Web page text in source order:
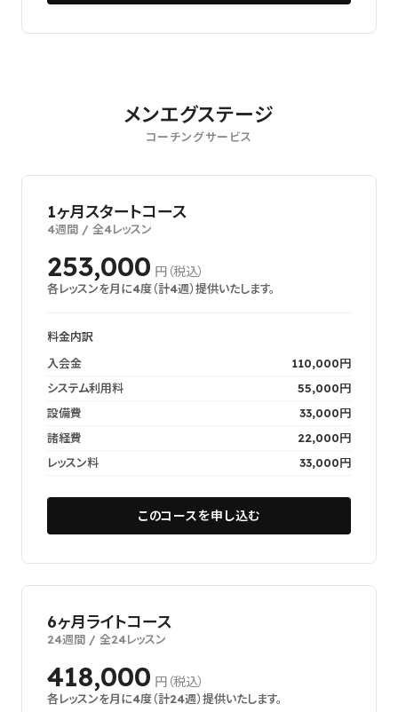
メンエグステージ
コーチングサービス
1ヶ月スタートコース
4週間 / 全4レッスン
253,000 円（税込）
各レッスンを月に4度（計4週）提供いたします。
料金内訳
入会金
110,000円
システム利用料
55,000円
設備費
33,000円
諸経費
22,000円
レッスン料
33,000円
このコースを申し込む
6ヶ月ライトコース
24週間 / 全24レッスン
418,000 円（税込）
各レッスンを月に4度（計24週）提供いたします。